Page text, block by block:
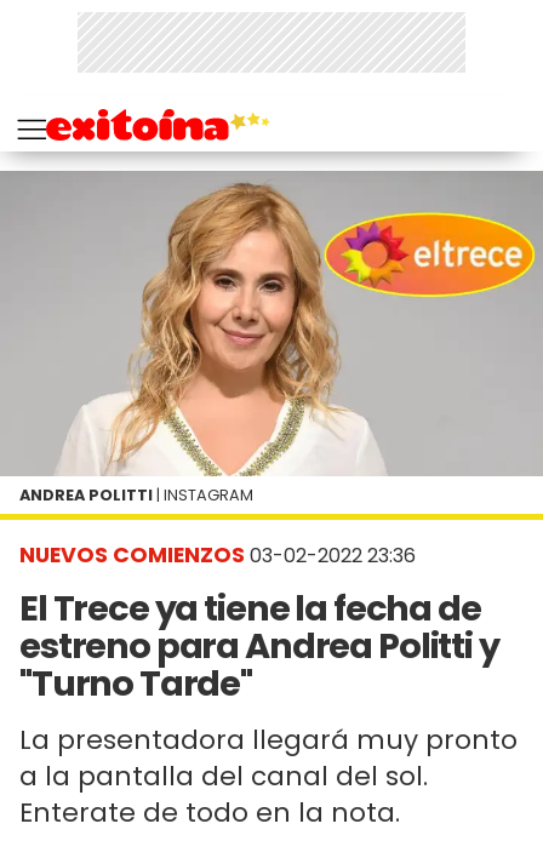
NUEVOS COMIENZOS 03-02-2022 23:36
El Trece ya tiene la fecha de
estreno para Andrea Politti y
"Turno Tarde"
La presentadora llegará muy pronto
a la pantalla del canal del sol.
Enterate de todo en la nota.
ANDREA POLITTI | INSTAGRAM